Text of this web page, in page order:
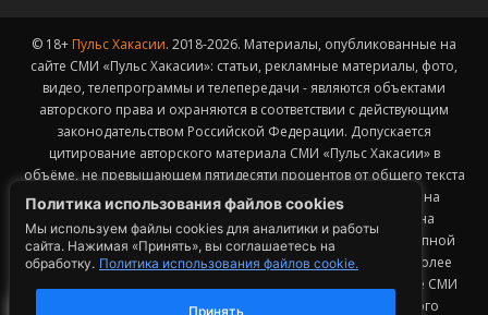
Политика использования файлов cookies
Мы используем файлы cookies для аналитики и работы
сайта. Нажимая «Принять», вы соглашаетесь на
обработку. Политика использования файлов cookie.
Принять
© 18+ Пульс Хакасии. 2018-2026. Материалы, опубликованные на
сайте СМИ «Пульс Хакасии»: статьи, рекламные материалы, фото,
видео, телепрограммы и телепередачи - являются объектами
авторского права и охраняются в соответствии с действующим
законодательством Российской Федерации. Допускается
цитирование авторского материала СМИ «Пульс Хакасии» в
объёме, не превышающем пятидесяти процентов от общего текста
публикации с обязательным размещением гиперссылки на
страницу заимствования материала. Гиперссылка должна
размещаться в тексте цитируемого материала и быть доступной
для индексации поисковыми системами. Заимствование более
50% общего объема материала, опубликованного на сайте СМИ
«Пульс Хакасии», возможно исключительно с письменного